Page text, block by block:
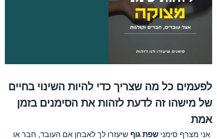
לפעמים כל מה שצריך כדי להיות השינוי בחיים
של מישהו זה לדעת לזהות את הסימנים בזמן
אמת
אני מצרף סימנישפת גוףשיעזרו לך לאבחן אם העובד, חבר או